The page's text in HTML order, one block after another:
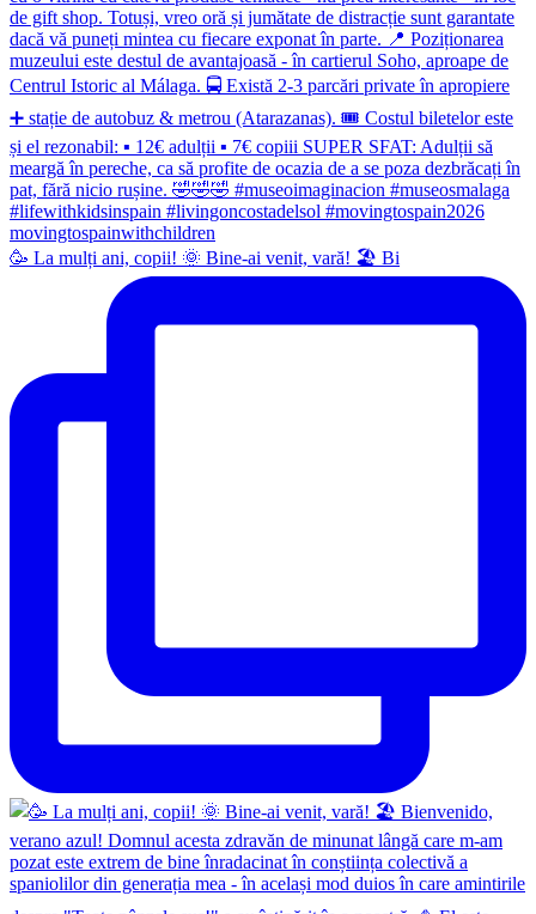
🥳 La mulți ani, copii! 🌞 Bine-ai venit, vară! 🏖 Bi